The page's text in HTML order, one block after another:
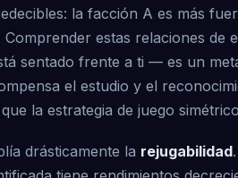
la facción A es más
estas relaciones
sentado frente a ti — es un
el estudio y el
la estrategia de juego
drásticamente la rejugabilidad